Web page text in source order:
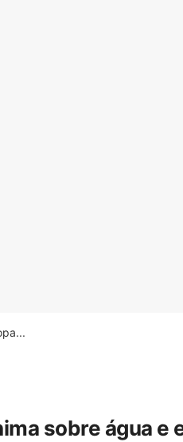
sobre água e